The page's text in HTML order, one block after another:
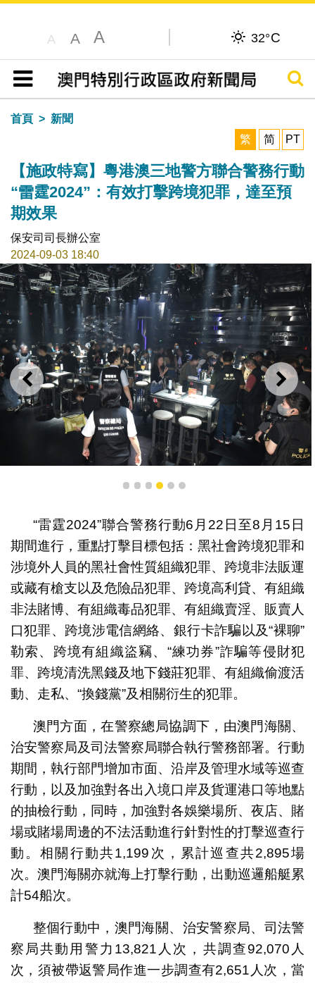
A A A 32°C
目錄
搜尋
首頁
新聞
繁
简 PT
【施政特寫】粵港澳三地警方聯合警務行動
“雷霆2024”：有效打擊跨境犯罪，達至預
期效果
保安司司長辦公室
2024-09-03 18:40
上一則 下一
“雷霆2024”期間，警方巡查各類場所。
1 2 3 4 5 6
“雷霆2024”聯合警務行動6月22日至8月15日
期間進行，重點打擊目標包括：黑社會跨境犯罪和
涉境外人員的黑社會性質組織犯罪、跨境非法販運
或藏有槍支以及危險品犯罪、跨境高利貸、有組織
非法賭博、有組織毒品犯罪、有組織賣淫、販賣人
口犯罪、跨境涉電信網絡、銀行卡詐騙以及“裸聊”
勒索、跨境有組織盜竊、“練功券”詐騙等侵財犯
罪、跨境清洗黑錢及地下錢莊犯罪、有組織偷渡活
動、走私、“換錢黨”及相關衍生的犯罪。
澳門方面，在警察總局協調下，由澳門海關、
治安警察局及司法警察局聯合執行警務部署。行動
期間，執行部門增加市面、沿岸及管理水域等巡查
行動，以及加強對各出入境口岸及貨運港口等地點
的抽檢行動，同時，加強對各娛樂場所、夜店、賭
場或賭場周邊的不法活動進行針對性的打擊巡查行
動。相關行動共1,199次，累計巡查共2,895場
次。澳門海關亦就海上打擊行動，出動巡邏船艇累
計54船次。
整個行動中，澳門海關、治安警察局、司法警
察局共動用警力13,821人次，共調查92,070人
次，須被帶返警局作進一步調查有2,651人次，當